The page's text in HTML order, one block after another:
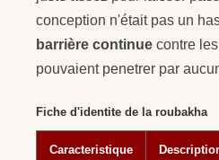
conception n'était pas un
barrière continue contre
pouvaient penetrer par
Fiche d'identite de la roubakha
Caracteristique